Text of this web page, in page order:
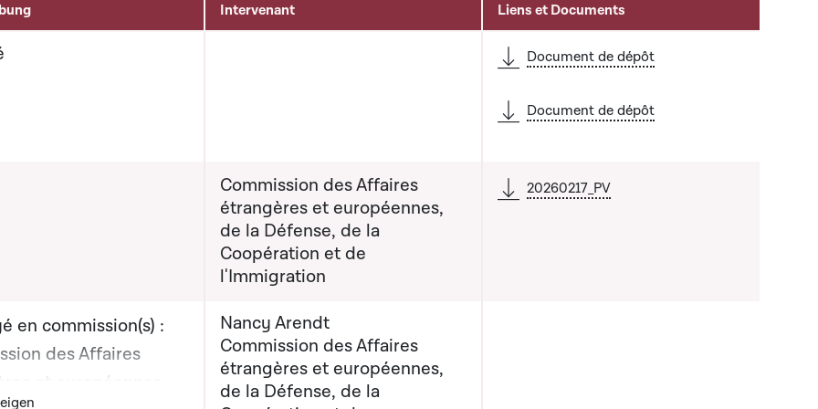
Intervenant Liens et Documents
Document de dépôt
Document de dépôt
Commission des Affaires
étrangères et européennes,
de la Défense, de la
Coopération et de
l'Immigration
20260217_PV
en commission(s) :
des Affaires
et européennes,
graphique servant à afficher ou cacher tous les éléments de la liste qui précède
Nancy Arendt
Commission des Affaires
étrangères et européennes,
de la Défense, de la